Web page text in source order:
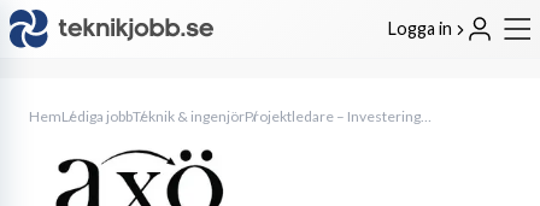
Logga in
HemLediga jobbTeknik & ingenjör Projektledare – Investeringar & Industriella Projekt